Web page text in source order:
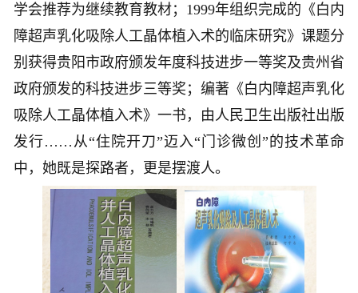
学会推荐为继续教育教材；1999年组织完成的《白内
障超声乳化吸除人工晶体植入术的临床研究》课题分
别获得贵阳市政府颁发年度科技进步一等奖及贵州省
政府颁发的科技进步三等奖；编著《白内障超声乳化
吸除人工晶体植入术》一书，由人民卫生出版社出版
发行……从“住院开刀”迈入“门诊微创”的技术革命
中，她既是探路者，更是摆渡人。